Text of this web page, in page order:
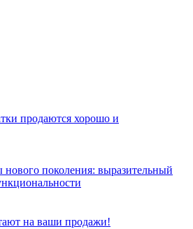
продаются хорошо и
поколения: выразительный
на ваши продажи!